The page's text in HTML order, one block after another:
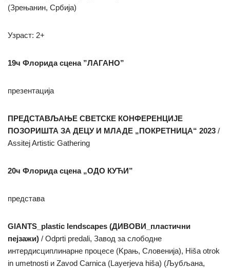
(Зрењанин, Србија)
Узраст: 2+
19ч Флорида сцена ”ЛАГАНО”
презентација
ПРЕДСТАВЉАЊЕ СВЕТСКЕ КОНФЕРЕНЦИЈЕ
ПОЗОРИШТА ЗА ДЕЦУ И МЛАДЕ „ПОКРЕТНИЦА“ 2023 /
Assitej Artistic Gathering
20ч Флорида сцена „ОДО КУЋИ”
представа
GIANTS_plastic lendscapes (ДИВОВИ_пластични
пејзажи) / Odprti predali, Завод за слободне
интердисциплинарне процесе (Kрањ, Словенија), Hiša otrok
in umetnosti и Zavod Carnica (Layerjeva hiša) (Љубљана,